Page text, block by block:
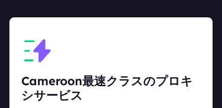
Cameroon最速クラスのプロキ
シサービス